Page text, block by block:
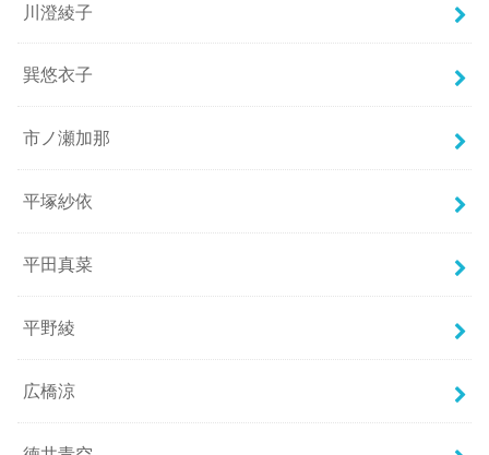
川澄綾子
巽悠衣子
市ノ瀬加那
平塚紗依
平田真菜
平野綾
広橋涼